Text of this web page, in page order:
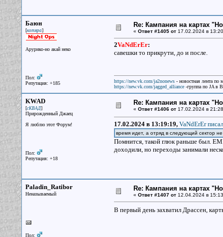
Баюн
[котяра]
Арурико-но акай неко
Пол:
Репутация: +185
Re: Кампания на картах
« Ответ #1405 от17.02.2024 в
2VaNdErEr:
савешки то прикрути, до и после.
https://new.vk.com/ja2nonews- новостная лента по
https://new.vk.com/jagged_alliance-группа по JA в
KWAD
[сКВАД]
Прирожденный Джаец
Я люблю этот Форум!
Пол:
Репутация: +18
Re: Кампания на картах
« Ответ #1406 от17.02.2024 в
17.02.2024 в 13:19:19, VaNdErEr
время идет, а отряд в следующий сектор
Помнится, такой глюк раньше был.
доходили, но переходы занимали
Paladin_Ratibor
Неназываемый
Пол:
Re: Кампания на картах
« Ответ #1407 от12.04.2024 в
В первый день захватил Драссен,